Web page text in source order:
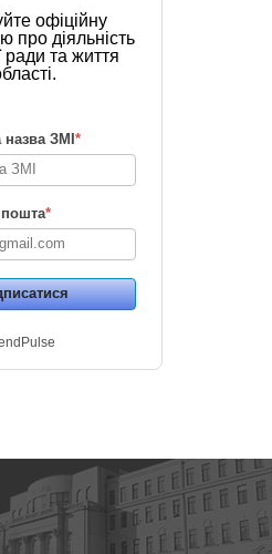
офіційну
про діяльність
ради та життя
ЗМІ*
*